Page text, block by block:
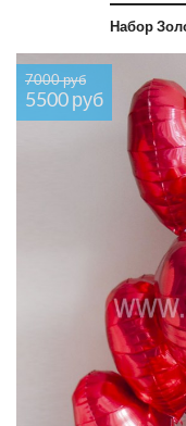
Набор
7000 руб
5500 руб